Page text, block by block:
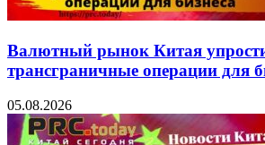
Валютный рынок Китая
трансграничные операции для
05.08.2026